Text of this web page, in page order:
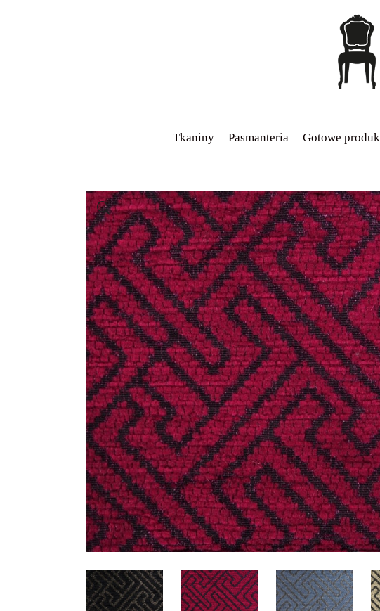
Tkaniny Pasmanteria Gotowe